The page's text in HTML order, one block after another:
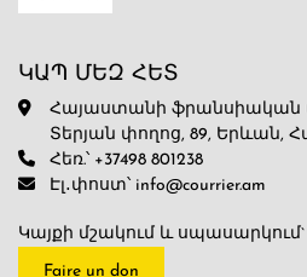
ԿԱՊ ՄԵԶ ՀԵՏ
Հայաստանի ֆրանսիական
Տերյան փողոց, 89, Երևան,
Հեռ.՝ +37498 801238
Էլ․փոստ՝ info@courrier.am
Կայքի մշակում և սպասարկում`
Faire un don